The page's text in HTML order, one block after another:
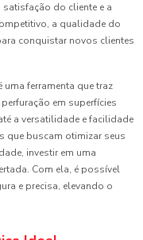
do cliente e a
a qualidade do
conquistar novos clientes
uma ferramenta que traz
em superfícies
a versatilidade e facilidade
que buscam otimizar seus
investir em uma
Com ela, é possível
e precisa, elevando o